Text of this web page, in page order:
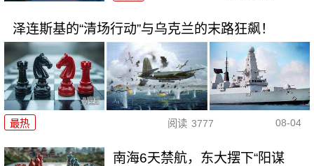
泽连斯基的“清场行动”与乌克兰的末路狂飙！
最热 阅读 3777 08-04
南海6天禁航，东大摆下“阳谋